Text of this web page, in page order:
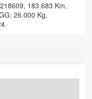
183.683 Km,
26.000 Kg,